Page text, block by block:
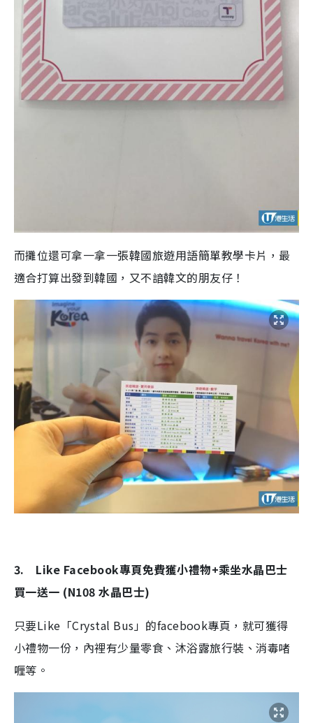
而攤位還可拿一拿一張韓國旅遊用語簡單教學卡片，最
適合打算出發到韓國，又不諳韓文的朋友仔！
3. Like Facebook專頁免費獲小禮物+乘坐水晶巴士
買一送一 (N108 水晶巴士)
只要Like「Crystal Bus」的facebook專頁，就可獲得
小禮物一份，內裡有少量零食、沐浴露旅行裝、消毒啫
喱等。